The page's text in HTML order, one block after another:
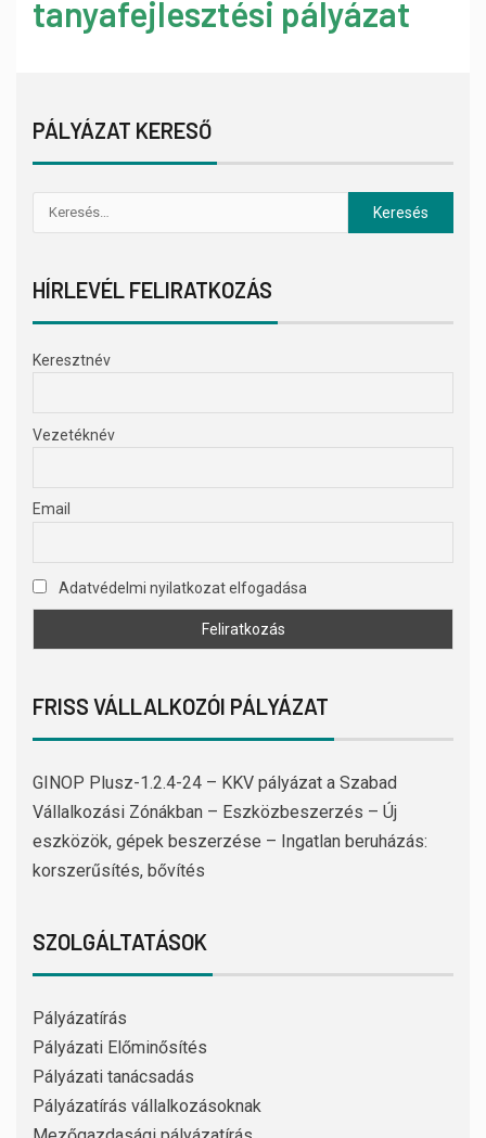
tanyafejlesztési pályázat
PÁLYÁZAT KERESŐ
HÍRLEVÉL FELIRATKOZÁS
Keresztnév
Vezetéknév
Email
Adatvédelmi nyilatkozat elfogadása
FRISS VÁLLALKOZÓI PÁLYÁZAT
GINOP Plusz-1.2.4-24 – KKV pályázat a Szabad
Vállalkozási Zónákban – Eszközbeszerzés – Új
eszközök, gépek beszerzése – Ingatlan beruházás:
korszerűsítés, bővítés
SZOLGÁLTATÁSOK
Pályázatírás
Pályázati Előminősítés
Pályázati tanácsadás
Pályázatírás vállalkozásoknak